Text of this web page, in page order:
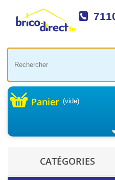
Panier (vide)
CATÉGORIES